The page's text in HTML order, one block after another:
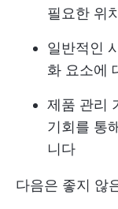
필요한 위
일반적인
화 요소에
제품 관리
기회를 통
니다
다음은 좋지 않